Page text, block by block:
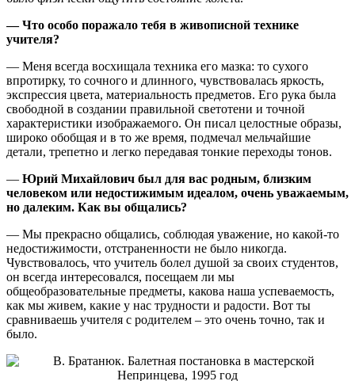
— Что особо поражало тебя в живописной технике
учителя?
— Меня всегда восхищала техника его мазка: то сухого
впротирку, то сочного и длинного, чувствовалась яркость,
экспрессия цвета, материальность предметов. Его рука была
свободной в создании правильной светотени и точной
характеристики изображаемого. Он писал целостные образы,
широко обобщая и в то же время, подмечал мельчайшие
детали, трепетно и легко передавая тонкие переходы тонов.
— Юрий Михайлович был для вас родным, близким
человеком или недостижимым идеалом, очень уважаемым,
но далеким. Как вы общались?
— Мы прекрасно общались, соблюдая уважение, но какой-то
недостижимости, отстраненности не было никогда.
Чувствовалось, что учитель болел душой за своих студентов,
он всегда интересовался, посещаем ли мы
общеобразовательные предметы, какова наша успеваемость,
как мы живем, какие у нас трудности и радости. Вот ты
сравниваешь учителя с родителем – это очень точно, так и
было.